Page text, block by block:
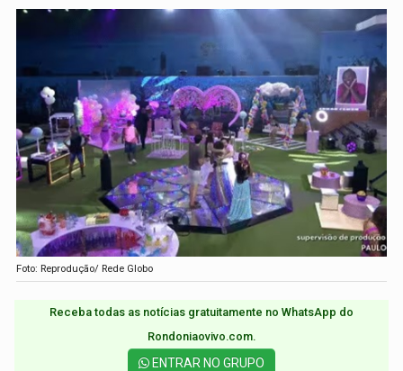
Foto: Reprodução/ Rede Globo
Receba todas as notícias gratuitamente no WhatsApp do
Rondoniaovivo.com.​
ENTRAR NO GRUPO